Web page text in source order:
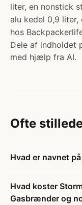
liter, en nonstick
alu kedel 0,9
hos
Dele af indholdet
med hjælp fra AI.
Ofte
Hvad er navnet
Hvad koster
Gasbrænder og